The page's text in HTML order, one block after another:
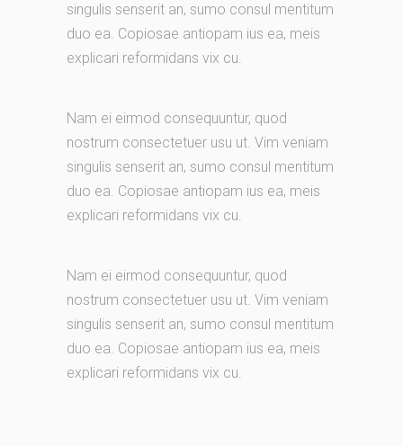
singulis senserit an, sumo consul mentitum
duo ea. Copiosae antiopam ius ea, meis
explicari reformidans vix cu.
Nam ei eirmod consequuntur, quod
nostrum consectetuer usu ut. Vim veniam
singulis senserit an, sumo consul mentitum
duo ea. Copiosae antiopam ius ea, meis
explicari reformidans vix cu.
Nam ei eirmod consequuntur, quod
nostrum consectetuer usu ut. Vim veniam
singulis senserit an, sumo consul mentitum
duo ea. Copiosae antiopam ius ea, meis
explicari reformidans vix cu.